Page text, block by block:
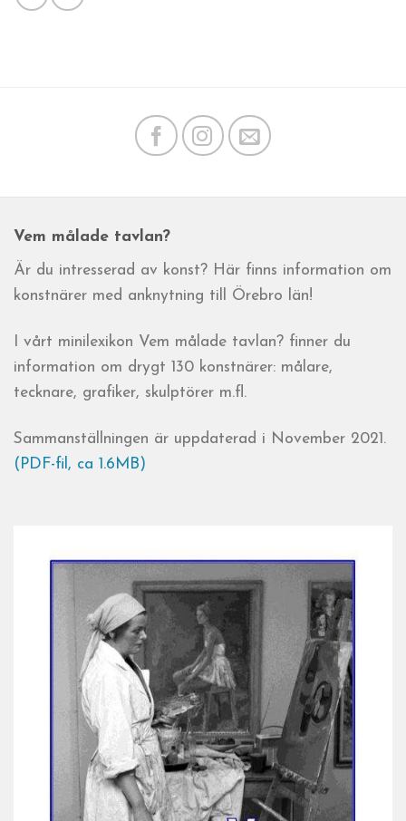
Vem målade tavlan?
Är du intresserad av konst? Här finns information om
konstnärer med anknytning till Örebro län!
I vårt minilexikon Vem målade tavlan? finner du
information om drygt 130 konstnärer: målare,
tecknare, grafiker, skulptörer m.fl.
Sammanställningen är uppdaterad i November 2021.
(PDF-fil, ca 1.6MB)